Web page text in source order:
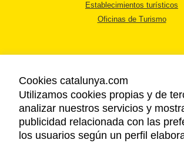
Establecimientos turísticos
Oficinas de Turismo
AVISO LEGAL
POLÍTICA DE PRIVACIDAD
COOKIES
Cookies catalunya.com
Utilizamos cookies propias y de
analizar nuestros servicios y
publicidad relacionada con las
los usuarios según un perfil